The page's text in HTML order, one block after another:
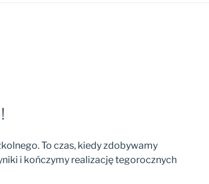
To czas, kiedy zdobywamy
i kończymy realizację tegorocznych